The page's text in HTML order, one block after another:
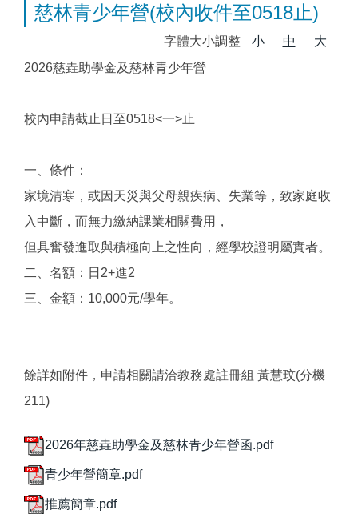
慈林青少年營(校內收件至0518止)
字體大小調整 小 中
大
2026慈垚助學金及慈林青少年營
校內申請截止日至0518<一>止
一、條件：
家境清寒，或因天災與父母親疾病、失業等，致家庭收
入中斷，而無力繳納課業相關費用，
但具奮發進取與積極向上之性向，經學校證明屬實者。
二、名額：日2+進2
三、金額：10,000元/學年。
餘詳如附件，申請相關請洽教務處註冊組 黃慧玟(分機
211)
2026年慈垚助學金及慈林青少年營函.pdf
青少年營簡章.pdf
推薦簡章.pdf